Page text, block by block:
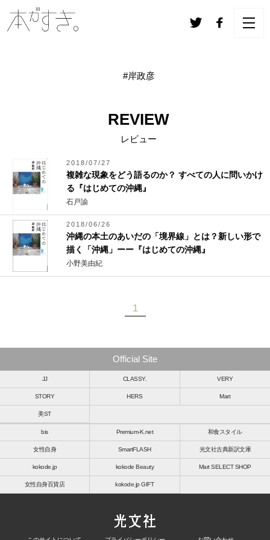
#岸政彦
REVIEW
レビュー
2018/07/27
複雑な現象をどう語るのか？ すべての人に問いかけ
る『はじめての沖縄』
石戸諭
2018/06/26
沖縄の本土のあいだの「境界線」とは？新しい形で
描く「沖縄」ーー『はじめての沖縄』
小野美由紀
1
Official Site
JJ CLASSY. VERY
STORY HERS Mart
美ST
bis Premium-K.net 和食スタイル
女性自身 SmartFLASH 光文社古典新訳文庫
kokode.jp kokode Beauty Mart SELECT SHOP
女性自身百貨店 kokode.jp GIFT